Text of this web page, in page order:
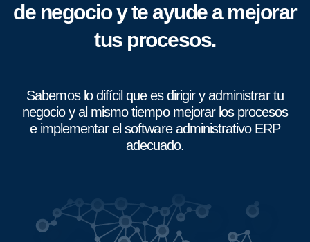
de negocio y te ayude a mejorar
tus procesos.
Sabemos lo difícil que es dirigir y administrar tu
negocio y al mismo tiempo mejorar los procesos
e implementar el software administrativo ERP
adecuado.